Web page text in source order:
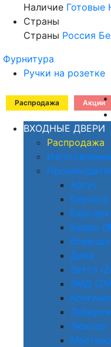
Наличие Готовые
Страны
Страны Россия
Фурнитура
Ручки на розетке
Распродажа Акции
ВХОДНЫЕ ДВЕРИ
Распродажа
Аргус
Берлога
Браво
Воевода
Дива
Зетта
ЗМД
Люксор